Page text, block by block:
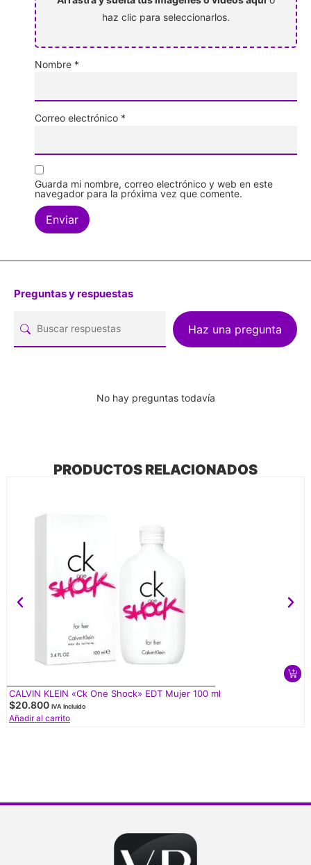
haz clic para seleccionarlos.
Nombre *
Correo electrónico *
Guarda mi nombre, correo electrónico y web en este
navegador para la próxima vez que comente.
Preguntas y respuestas
Haz una pregunta
No hay preguntas todavía
PRODUCTOS RELACIONADOS
CALVIN KLEIN «Ck One Shock» EDT Mujer 100 ml
$20.800 IVA Incluido
Añadir al carrito